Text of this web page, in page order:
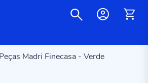
Madri Finecasa - Verde